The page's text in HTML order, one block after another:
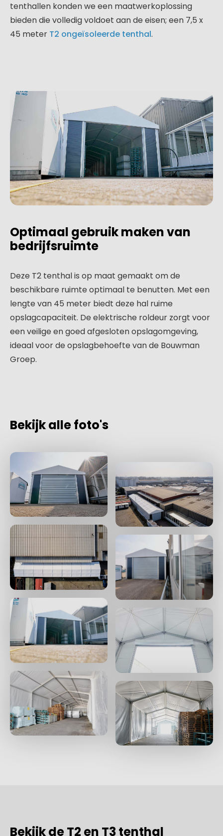
tenthallen konden we een maatwerkoplossing
bieden die volledig voldoet aan de eisen; een 7,5 x
45 meter T2 ongeïsoleerde tenthal.
Optimaal gebruik maken van
bedrijfsruimte
Deze T2 tenthal is op maat gemaakt om de
beschikbare ruimte optimaal te benutten. Met een
lengte van 45 meter biedt deze hal ruime
opslagcapaciteit. De elektrische roldeur zorgt voor
een veilige en goed afgesloten opslagomgeving,
ideaal voor de opslagbehoefte van de Bouwman
Groep.
Bekijk alle foto's
Bekijk de T2 en T3 tenthal